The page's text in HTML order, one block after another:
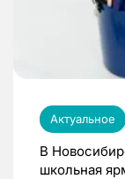
Актуальное
В
школьная